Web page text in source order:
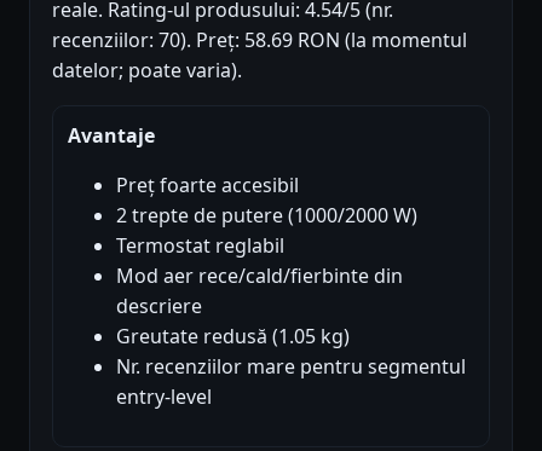
reale. Rating-ul produsului: 4.54/5 (nr.
recenziilor: 70). Preț: 58.69 RON (la momentul
datelor; poate varia).
Avantaje
Preț foarte accesibil
2 trepte de putere (1000/2000 W)
Termostat reglabil
Mod aer rece/cald/fierbinte din
descriere
Greutate redusă (1.05 kg)
Nr. recenziilor mare pentru segmentul
entry-level